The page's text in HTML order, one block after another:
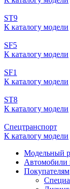
ST9
К каталогу модели
SF5
К каталогу модели
SF1
К каталогу модели
ST8
К каталогу модели
Спецтранспорт
К каталогу модели
Модельный
Автомобили
Покупателям